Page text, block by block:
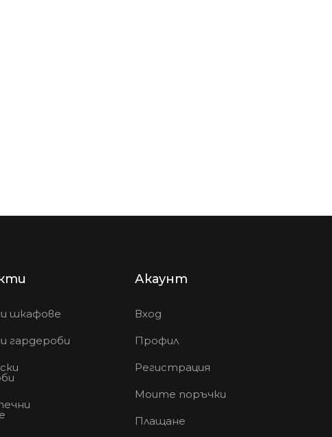
шкафове
гардероби
Акаунт
Вход
Профил
Регистрация
Моите поръчки
Плащане